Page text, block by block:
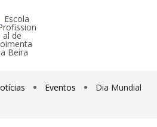
Eventos
Dia Mundial